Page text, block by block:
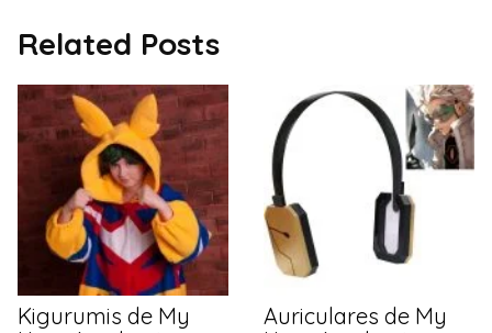
Related Posts
Kigurumis de My
Auriculares de My